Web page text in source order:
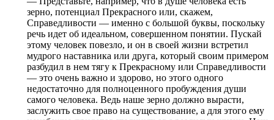
зерно, потенциал Прекрасного или, скажем,
Справедливости — именно с большой буквы, поскольку
речь идет об идеальном, совершенном понятии. Пускай
этому человек повезло, и он в своей жизни встретил
мудрого наставника или друга, который своим примером
разбудил в нем тягу к Прекрасному или Справедливости
— это очень важно и здорово, но этого одного
недостаточно для полноценного пробуждения души
самого человека. Ведь наше зерно должно вырасти,
заслужить свое право на существование, а для этого ему